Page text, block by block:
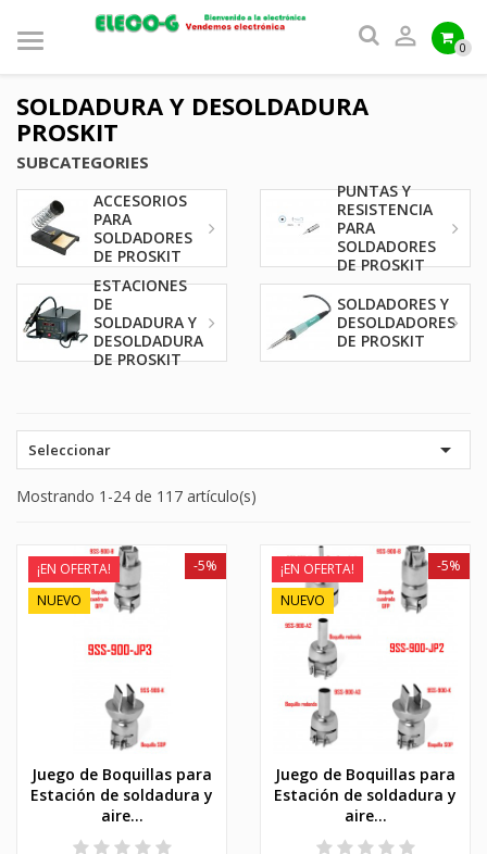
 0
SOLDADURA Y DESOLDADURA
PROSKIT
SUBCATEGORIES
ACCESORIOS
PARA
SOLDADORES
DE PROSKIT
PUNTAS Y
RESISTENCIA
PARA
SOLDADORES
DE PROSKIT
ESTACIONES
DE
SOLDADURA Y
DESOLDADURA
DE PROSKIT
SOLDADORES Y
DESOLDADORES
DE PROSKIT
Seleccionar 
Mostrando 1-24 de 117 artículo(s)
¡EN OFERTA!
NUEVO
Juego de Boquillas para
Estación de soldadura y
aire...
-5%
¡EN OFERTA!
NUEVO
Juego de Boquillas para
Estación de soldadura y
aire...
-5%